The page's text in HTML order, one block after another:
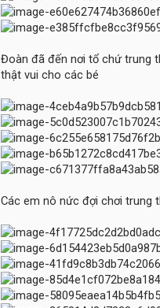
Đoàn đã đến nơi tổ chứ trung
thật vui cho các bé
Các em nô nức đợi chơi trung